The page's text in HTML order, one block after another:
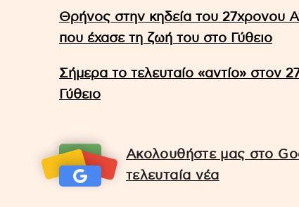
Θρήνος στην κηδεία του 27χρονου
που έχασε τη ζωή του στο Γύθειο
Σήμερα το τελευταίο «αντίο» στον
Γύθειο
Ακολουθήστε μας στο
τελευταία νέα